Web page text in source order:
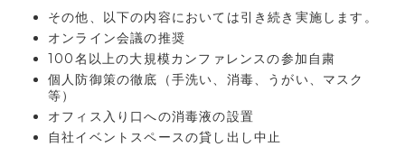
その他、以下の内容においては引き続き実施します。
オンライン会議の推奨
100名以上の大規模カンファレンスの参加自粛
個人防御策の徹底（手洗い、消毒、うがい、マスク
等）
オフィス入り口への消毒液の設置
自社イベントスペースの貸し出し中止